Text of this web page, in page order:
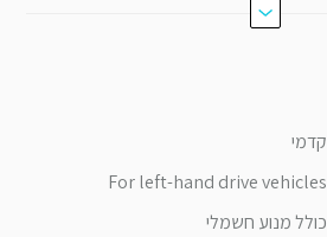
קדמי
For left-hand drive vehicles
כולל מנוע חשמלי